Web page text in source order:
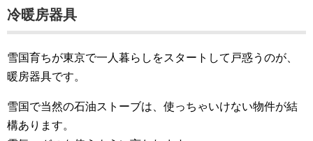
冷暖房器具
雪国育ちが東京で一人暮らしをスタートして戸惑うのが、
暖房器具です。
雪国で当然の石油ストーブは、使っちゃいけない物件が結
構あります。